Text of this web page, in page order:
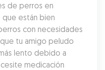
de perros en
que están bien
con necesidades
tu amigo peludo
lento debido a
medicación